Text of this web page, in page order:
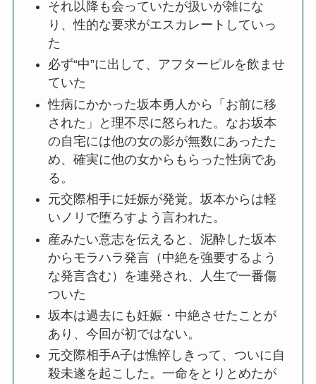
それ以降も会っていたが扱いが雑にな
り、性的な要求がエスカレートしていっ
た
必ず“中”に出して、アフターピルを飲ませ
ていた
性病にかかった坂本勇人から「お前に移
された」と理不尽に怒られた。なお坂本
の自宅には他の女の影が無数にあったた
め、確実に他の女からもらった性病であ
る。
元交際相手に妊娠が発覚。坂本からは軽
いノリで堕ろすよう言われた。
産みたい意志を伝えると、泥酔した坂本
からモラハラ発言（中絶を強要するよう
な発言含む）を連発され、人生で一番傷
ついた
坂本は過去にも妊娠・中絶させたことが
あり、今回が初ではない。
元交際相手A子は憔悴しきって、ついに自
殺未遂を起こした。一命をとりとめたが